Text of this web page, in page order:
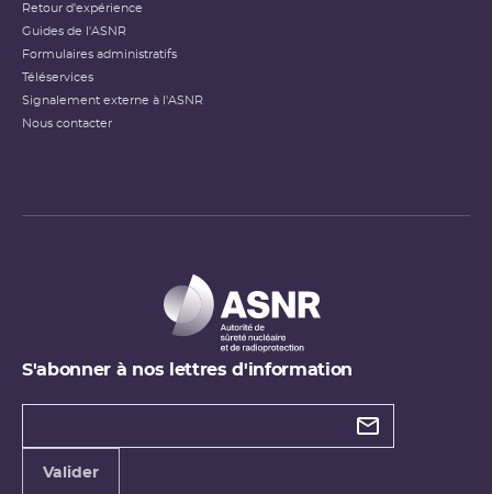
Retour d'expérience
Guides de l'ASNR
Formulaires administratifs
Téléservices
Signalement externe à l'ASNR
Nous contacter
S'abonner à nos lettres d'information
Types de
Valider